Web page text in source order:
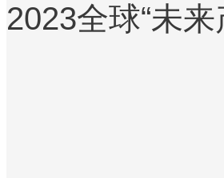
2023全球“未